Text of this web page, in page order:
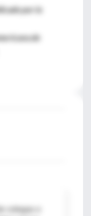
por la
de
colegas o